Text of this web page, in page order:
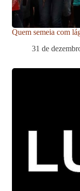
Quem semeia com
31 de